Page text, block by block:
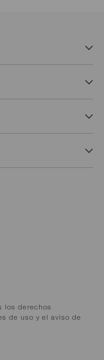
los derechos
de uso y el aviso de